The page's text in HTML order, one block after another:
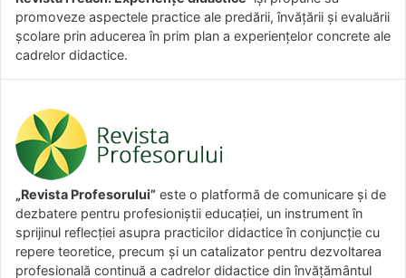
promoveze aspectele practice ale predării, învăţării şi evaluării
şcolare prin aducerea în prim plan a experienţelor concrete ale
cadrelor didactice.
„Revista Profesorului” este o platformă de comunicare și de
dezbatere pentru profesioniștii educației, un instrument în
sprijinul reflecției asupra practicilor didactice în conjuncție cu
repere teoretice, precum și un catalizator pentru dezvoltarea
profesională continuă a cadrelor didactice din învățământul